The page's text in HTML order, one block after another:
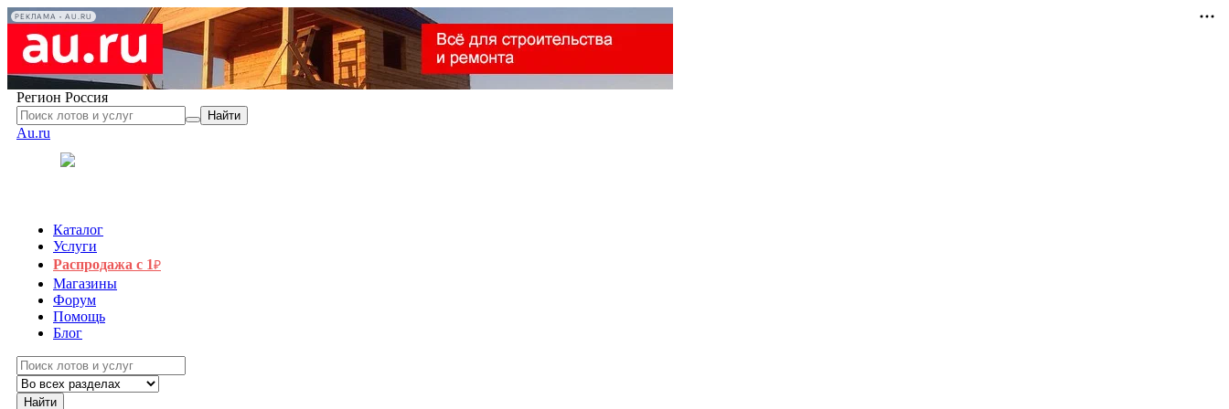
РЕКЛАМА • AU.RU
Регион Россия
Найти
Au.ru
Каталог
Услуги
Распродажа с 1₽
Магазины
Форум
Помощь
Блог
Найти